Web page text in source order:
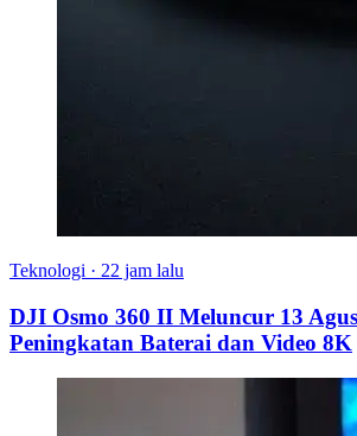
Teknologi · 22 jam lalu
DJI Osmo 360 II Meluncur 13
Peningkatan Baterai dan Video 8K